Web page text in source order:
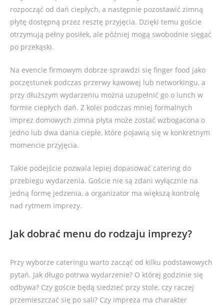
rozpocząć od dań ciepłych, a następnie pozostawić zimną
płytę dostępną przez resztę przyjęcia. Dzięki temu goście
otrzymują pełny posiłek, ale później mogą swobodnie sięgać
po przekąski.
Na evencie firmowym dobrze sprawdzi się finger food jako
poczęstunek podczas przerwy kawowej lub networkingu, a
przy dłuższym wydarzeniu można uzupełnić go o lunch w
formie ciepłych dań. Z kolei podczas mniej formalnych
imprez domowych zimna płyta może zostać wzbogacona o
jedno lub dwa dania ciepłe, które pojawią się w konkretnym
momencie przyjęcia.
Takie podejście pozwala lepiej dopasować catering do
przebiegu wydarzenia. Goście nie są zdani wyłącznie na
jedną formę jedzenia, a organizator ma większą kontrolę
nad rytmem imprezy.
Jak dobrać menu do rodzaju imprezy?
Przy wyborze cateringu warto zacząć od kilku podstawowych
pytań. Jak długo potrwa wydarzenie? O której godzinie się
odbywa? Czy goście będą siedzieć przy stole, czy raczej
przemieszczać się po sali? Czy impreza ma charakter